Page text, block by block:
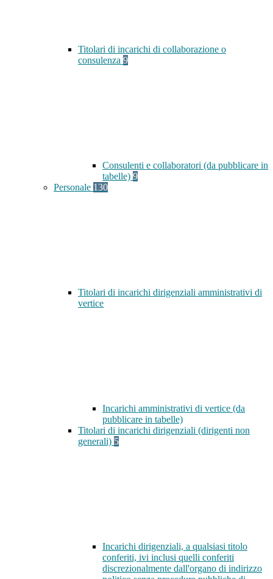
Titolari di incarichi di collaborazione o
consulenza 9
Consulenti e collaboratori (da pubblicare in
tabelle) 9
Personale 130
Titolari di incarichi dirigenziali amministrativi di
vertice
Incarichi amministrativi di vertice (da
pubblicare in tabelle)
Titolari di incarichi dirigenziali (dirigenti non
generali) 5
Incarichi dirigenziali, a qualsiasi titolo
conferiti, ivi inclusi quelli conferiti
discrezionalmente dall'organo di indirizzo